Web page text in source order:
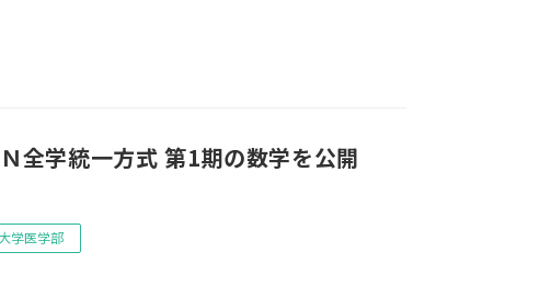
全学統一方式 第1期の数学を公開
学医学部